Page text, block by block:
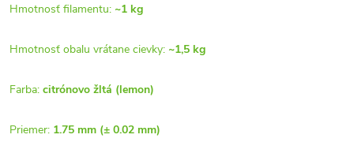
Hmotnosť filamentu: ~1 kg
Hmotnosť obalu vrátane cievky: ~1,5 kg
Farba: citrónovo žltá (lemon)
Priemer: 1.75 mm (± 0.02 mm)